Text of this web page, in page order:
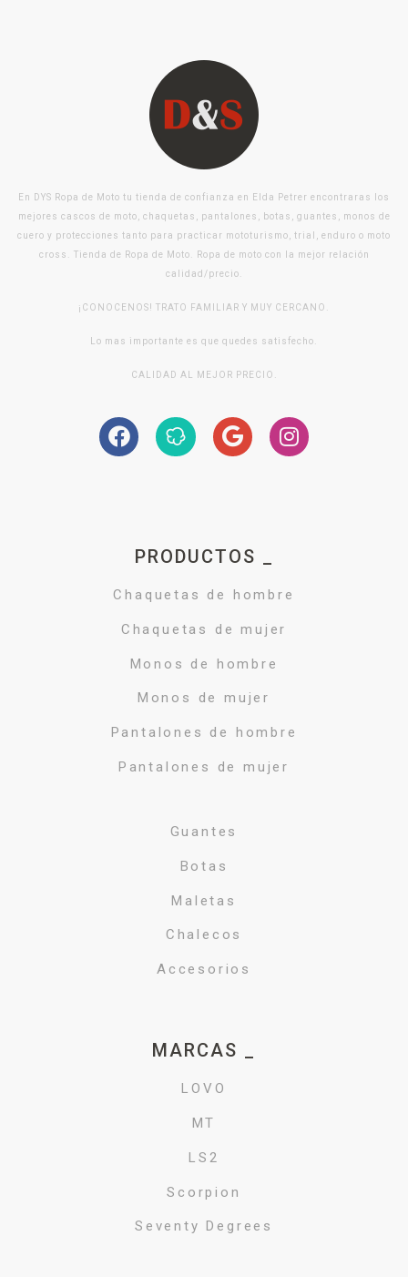
En DYS Ropa de Moto tu tienda de confianza en Elda Petrer encontraras los
mejores cascos de moto, chaquetas, pantalones, botas, guantes, monos de
cuero y protecciones tanto para practicar mototurismo, trial, enduro o moto
cross. Tienda de Ropa de Moto. Ropa de moto con la mejor relación
calidad/precio.
¡CONOCENOS! TRATO FAMILIAR Y MUY CERCANO.
Lo mas importante es que quedes satisfecho.
CALIDAD AL MEJOR PRECIO.
PRODUCTOS _
Chaquetas de hombre
Chaquetas de mujer
Monos de hombre
Monos de mujer
Pantalones de hombre
Pantalones de mujer
Guantes
Botas
Maletas
Chalecos
Accesorios
MARCAS _
LOVO
MT
LS2
Scorpion
Seventy Degrees